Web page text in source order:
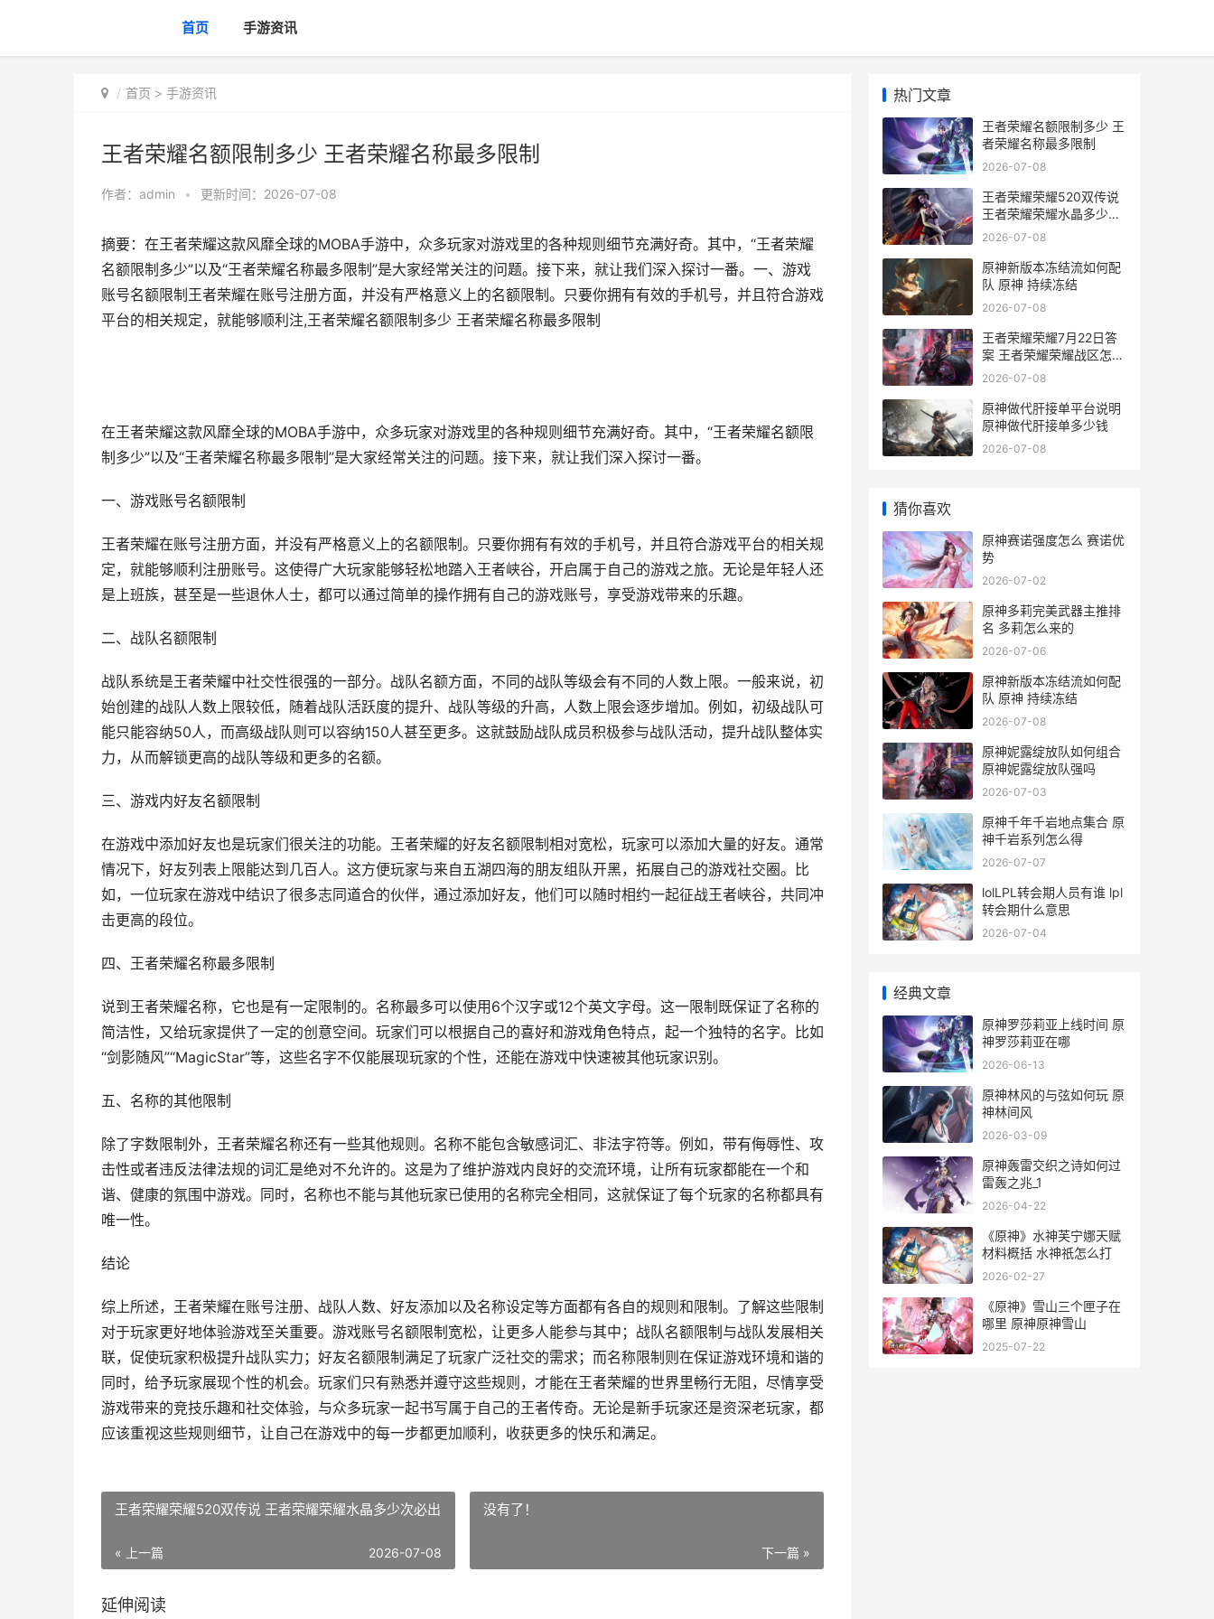
首页 手游资讯
首页 > 手游资讯
王者荣耀名额限制多少 王者荣耀名称最多限制
作者： admin • 更新时间：2026-07-08
摘要：在王者荣耀这款风靡全球的MOBA手游中，众多玩家对游戏里的各种规则细节充满好奇。其中，“王者荣耀
名额限制多少”以及“王者荣耀名称最多限制”是大家经常关注的问题。接下来，就让我们深入探讨一番。一、游戏
账号名额限制王者荣耀在账号注册方面，并没有严格意义上的名额限制。只要你拥有有效的手机号，并且符合游戏
平台的相关规定，就能够顺利注,王者荣耀名额限制多少 王者荣耀名称最多限制
在王者荣耀这款风靡全球的MOBA手游中，众多玩家对游戏里的各种规则细节充满好奇。其中，“王者荣耀名额限
制多少”以及“王者荣耀名称最多限制”是大家经常关注的问题。接下来，就让我们深入探讨一番。
一、游戏账号名额限制
王者荣耀在账号注册方面，并没有严格意义上的名额限制。只要你拥有有效的手机号，并且符合游戏平台的相关规
定，就能够顺利注册账号。这使得广大玩家能够轻松地踏入王者峡谷，开启属于自己的游戏之旅。无论是年轻人还
是上班族，甚至是一些退休人士，都可以通过简单的操作拥有自己的游戏账号，享受游戏带来的乐趣。
二、战队名额限制
战队系统是王者荣耀中社交性很强的一部分。战队名额方面，不同的战队等级会有不同的人数上限。一般来说，初
始创建的战队人数上限较低，随着战队活跃度的提升、战队等级的升高，人数上限会逐步增加。例如，初级战队可
能只能容纳50人，而高级战队则可以容纳150人甚至更多。这就鼓励战队成员积极参与战队活动，提升战队整体实
力，从而解锁更高的战队等级和更多的名额。
三、游戏内好友名额限制
在游戏中添加好友也是玩家们很关注的功能。王者荣耀的好友名额限制相对宽松，玩家可以添加大量的好友。通常
情况下，好友列表上限能达到几百人。这方便玩家与来自五湖四海的朋友组队开黑，拓展自己的游戏社交圈。比
如，一位玩家在游戏中结识了很多志同道合的伙伴，通过添加好友，他们可以随时相约一起征战王者峡谷，共同冲
击更高的段位。
四、王者荣耀名称最多限制
说到王者荣耀名称，它也是有一定限制的。名称最多可以使用6个汉字或12个英文字母。这一限制既保证了名称的
简洁性，又给玩家提供了一定的创意空间。玩家们可以根据自己的喜好和游戏角色特点，起一个独特的名字。比如
“剑影随风”“MagicStar”等，这些名字不仅能展现玩家的个性，还能在游戏中快速被其他玩家识别。
五、名称的其他限制
除了字数限制外，王者荣耀名称还有一些其他规则。名称不能包含敏感词汇、非法字符等。例如，带有侮辱性、攻
击性或者违反法律法规的词汇是绝对不允许的。这是为了维护游戏内良好的交流环境，让所有玩家都能在一个和
谐、健康的氛围中游戏。同时，名称也不能与其他玩家已使用的名称完全相同，这就保证了每个玩家的名称都具有
唯一性。
结论
综上所述，王者荣耀在账号注册、战队人数、好友添加以及名称设定等方面都有各自的规则和限制。了解这些限制
对于玩家更好地体验游戏至关重要。游戏账号名额限制宽松，让更多人能参与其中；战队名额限制与战队发展相关
联，促使玩家积极提升战队实力；好友名额限制满足了玩家广泛社交的需求；而名称限制则在保证游戏环境和谐的
同时，给予玩家展现个性的机会。玩家们只有熟悉并遵守这些规则，才能在王者荣耀的世界里畅行无阻，尽情享受
游戏带来的竞技乐趣和社交体验，与众多玩家一起书写属于自己的王者传奇。无论是新手玩家还是资深老玩家，都
应该重视这些规则细节，让自己在游戏中的每一步都更加顺利，收获更多的快乐和满足。
王者荣耀荣耀520双传说 王者荣耀荣耀水晶多少次必出
« 上一篇 2026-07-08
没有了！
下一篇 »
延伸阅读
热门文章
王者荣耀名额限制多少 王
者荣耀名称最多限制
2026-07-08
王者荣耀荣耀520双传说
王者荣耀荣耀水晶多少次
必出
2026-07-08
原神新版本冻结流如何配
队 原神 持续冻结
2026-07-08
王者荣耀荣耀7月22日答
案 王者荣耀荣耀战区怎么
修改别的地区
2026-07-08
原神做代肝接单平台说明
原神做代肝接单多少钱
2026-07-08
猜你喜欢
原神赛诺强度怎么 赛诺优
势
2026-07-02
原神多莉完美武器主推排
名 多莉怎么来的
2026-07-06
原神新版本冻结流如何配
队 原神 持续冻结
2026-07-08
原神妮露绽放队如何组合
原神妮露绽放队强吗
2026-07-03
原神千年千岩地点集合 原
神千岩系列怎么得
2026-07-07
lolLPL转会期人员有谁 lpl
转会期什么意思
2026-07-04
经典文章
原神罗莎莉亚上线时间 原
神罗莎莉亚在哪
2026-06-13
原神林风的与弦如何玩 原
神林间风
2026-03-09
原神轰雷交织之诗如何过
雷轰之兆_1
2026-04-22
《原神》水神芙宁娜天赋
材料概括 水神祇怎么打
2026-02-27
《原神》雪山三个匣子在
哪里 原神原神雪山
2025-07-22